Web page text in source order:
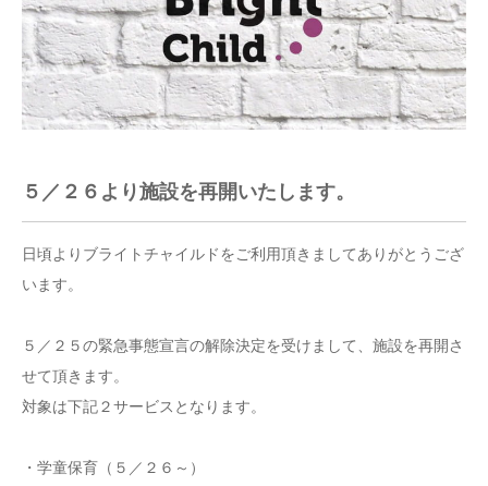
５／２６より施設を再開いたします。
日頃よりブライトチャイルドをご利用頂きましてありがとうござ
います。
５／２５の緊急事態宣言の解除決定を受けまして、施設を再開さ
せて頂きます。
対象は下記２サービスとなります。
・学童保育（５／２６～）
アクセス